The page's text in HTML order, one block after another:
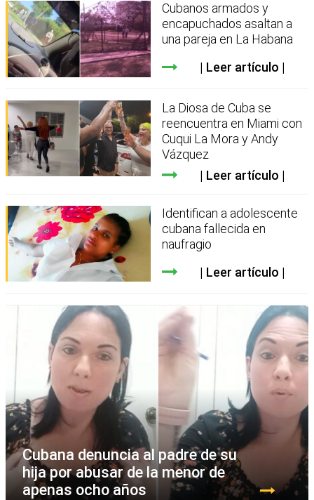
Cubanos armados y
encapuchados asaltan a
una pareja en La Habana
Leer artículo
La Diosa de Cuba se
reencuentra en Miami con
Cuqui La Mora y Andy
Vázquez
Leer artículo
Identifican a adolescente
cubana fallecida en
naufragio
Leer artículo
Cubana denuncia al padre de su
hija por abusar de la menor de
apenas ocho años